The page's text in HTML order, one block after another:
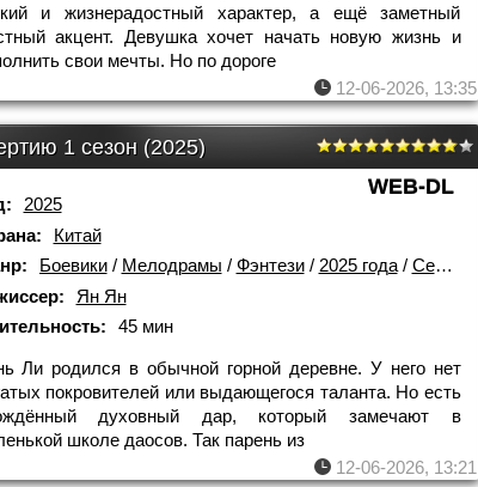
и жизнерадостный характер, а ещё заметный
акцент. Девушка хочет начать новую жизнь и
свои мечты. Но по дороге
12-06-2026, 13:35
1 сезон (2025)
WEB-DL
2025
Китай
Боевики/ Мелодрамы / Фэнтези/ 2025 года/ Сериалы
Ян Ян
45 мин
Ли родился в обычной горной деревне. У него нет
покровителей или выдающегося таланта. Но есть
духовный дар, который замечают в
школе даосов. Так парень из
12-06-2026, 13:21